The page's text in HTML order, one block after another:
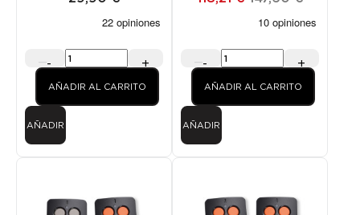
- +
AÑADIR AL CARRITO
AÑADIR
- +
AÑADIR AL CARRITO
AÑADIR